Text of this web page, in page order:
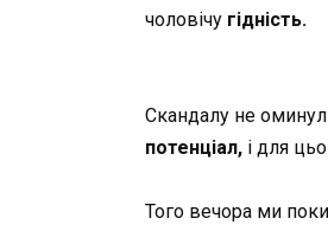
чоловічу гідність.
Скандалу не
потенціал, і для
Того вечора ми